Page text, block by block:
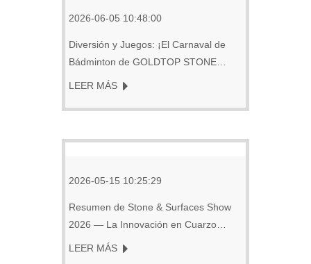
2026-06-05 10:48:00
Diversión y Juegos: ¡El Carnaval de
Bádminton de GOLDTOP STONE
Despierta Alegría!
LEER MÁS
2026-05-15 10:25:29
Resumen de Stone & Surfaces Show
2026 — La Innovación en Cuarzo
Tomó el Centro del Escenario
LEER MÁS